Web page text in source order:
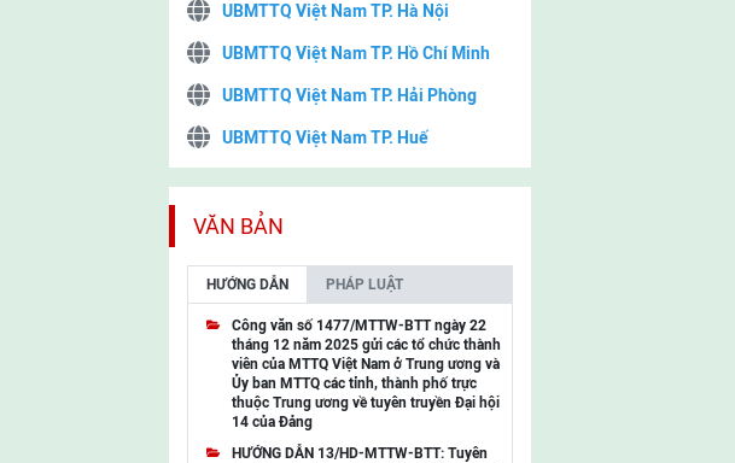
UBMTTQ Việt Nam TP. Hà Nội
UBMTTQ Việt Nam TP. Hồ Chí Minh
UBMTTQ Việt Nam TP. Hải Phòng
UBMTTQ Việt Nam TP. Huế
UBMTTQ Việt Nam TP. Cần Thơ
UBMTTQ Việt Nam tỉnh Quảng Ninh
UBMTTQ Việt Nam tỉnh Cao Bằng
UBMTTQ Việt Nam tỉnh Lạng Sơn
UBMTTQ Việt Nam tỉnh Lai Châu
UBMTTQ Việt Nam tỉnh Điện Biên
VĂN BẢN
HƯỚNG DẪN PHÁP LUẬT
Công văn số 1477/MTTW-BTT ngày 22
tháng 12 năm 2025 gửi các tổ chức thành
viên của MTTQ Việt Nam ở Trung ương và
Ủy ban MTTQ các tỉnh, thành phố trực
thuộc Trung ương về tuyên truyền Đại hội
14 của Đảng
HƯỚNG DẪN 13/HD-MTTW-BTT: Tuyên